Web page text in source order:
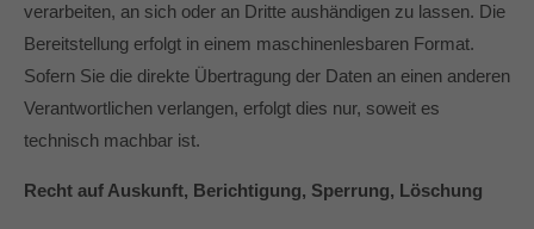
verarbeiten, an sich oder an Dritte aushändigen zu lassen. Die
Bereitstellung erfolgt in einem maschinenlesbaren Format.
Sofern Sie die direkte Übertragung der Daten an einen anderen
Verantwortlichen verlangen, erfolgt dies nur, soweit es
technisch machbar ist.
Recht auf Auskunft, Berichtigung, Sperrung, Löschung